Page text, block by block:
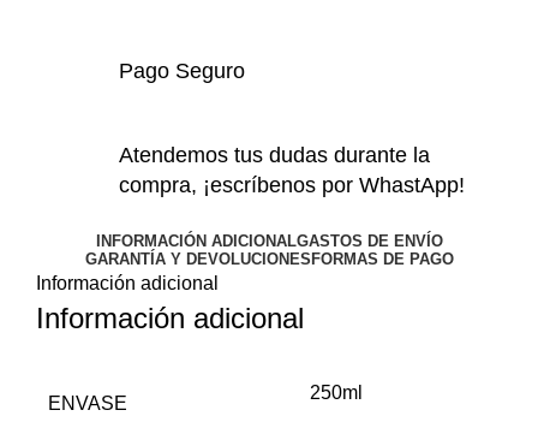
Pago Seguro
Atendemos tus dudas durante la
compra, ¡escríbenos por WhastApp!
INFORMACIÓN ADICIONALGASTOS DE ENVÍO
GARANTÍA Y DEVOLUCIONES FORMAS DE PAGO
Información adicional
Información adicional
ENVASE
250ml